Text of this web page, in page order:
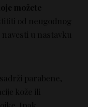
možete
od neugodnog
u nastavku
parabene,
kože ili